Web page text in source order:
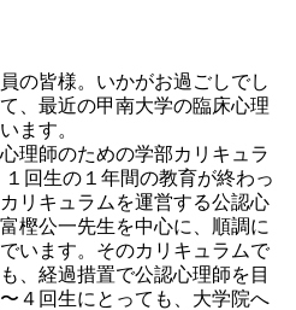
の皆様。いかがお過ごしでし
、最近の甲南大学の臨床心理
ます。
理師のための学部カリキュラ
回生の１年間の教育が終わっ
リキュラムを運営する公認心
樫公一先生を中心に、順調に
います。そのカリキュラムで
、経過措置で公認心理師を目
４回生にとっても、大学院へ